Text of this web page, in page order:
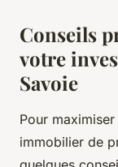
Conseils
votre
Savoie
Pour
immobilier de